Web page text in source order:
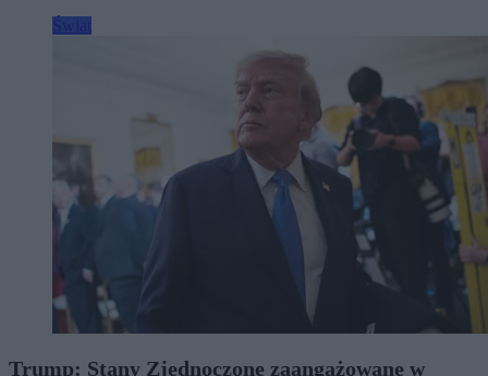
Trump: Stany Zjednoczone zaangażowane w